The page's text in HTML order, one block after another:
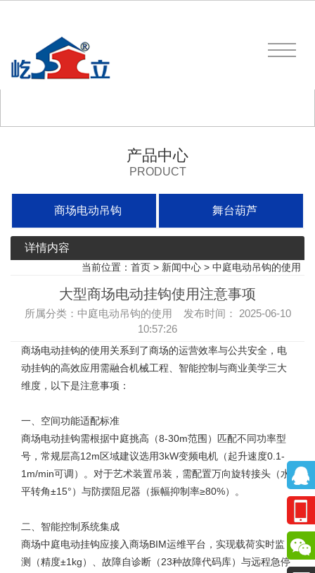
产品中心
PRODUCT
商场电动吊钩 舞台葫芦
详情内容
当前位置： 首页 > 新闻中心 > 中庭电动吊钩的使用
大型商场电动挂钩使用注意事项
所属分类：中庭电动吊钩的使用 发布时间： 2025-06-10
10:57:26
商场电动挂钩的使用关系到了商场的运营效率与公共安全，电
动挂钩的高效应用需融合机械工程、智能控制与商业美学三大
维度，以下是注意事项：
一、空间功能适配标准
商场电动挂钩需根据中庭挑高（8-30m范围）匹配不同功率型
号，常规层高12m区域建议选用3kW变频电机（起升速度0.1-
1m/min可调）。对于艺术装置吊装，需配置万向旋转接头（水
平转角±15°）与防摆阻尼器（振幅抑制率≥80%）。
二、智能控制系统集成
商场中庭电动挂钩应接入商场BIM运维平台，实现载荷实时监
测（精度±1kg）、故障自诊断（23种故障代码库）与远程急停